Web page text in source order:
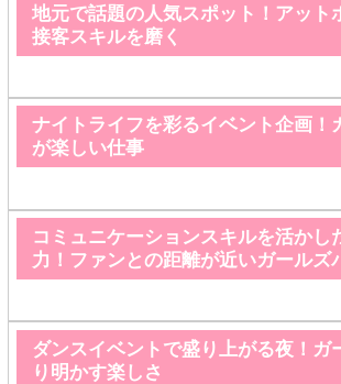
地元で話題の人気スポット！アット
接客スキルを磨く
ナイトライフを彩るイベント企画！
が楽しい仕事
コミュニケーションスキルを活かし
力！ファンとの距離が近いガールズ
ダンスイベントで盛り上がる夜！ガ
り明かす楽しさ